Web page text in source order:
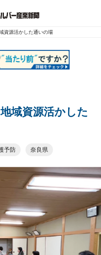
資源活かした通いの場
域資源活かした
予防 奈良県